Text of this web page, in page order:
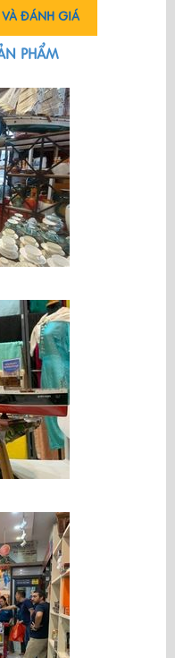
VÀ ĐÁNH GIÁ
PHẨM